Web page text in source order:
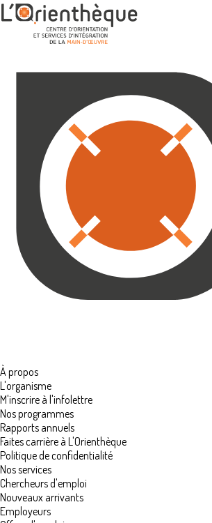
À propos
L'organisme
M'inscrire à l'infolettre
Nos programmes
Rapports annuels
Faites carrière à L'Orienthèque
Politique de confidentialité
Nos services
Chercheurs d'emploi
Nouveaux arrivants
Employeurs